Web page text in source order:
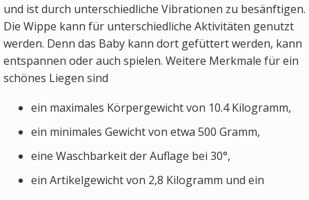
und ist durch unterschiedliche Vibrationen zu besänftigen.
Die Wippe kann für unterschiedliche Aktivitäten genutzt
werden. Denn das Baby kann dort gefüttert werden, kann
entspannen oder auch spielen. Weitere Merkmale für ein
schönes Liegen sind
ein maximales Körpergewicht von 10.4 Kilogramm,
ein minimales Gewicht von etwa 500 Gramm,
eine Waschbarkeit der Auflage bei 30°,
ein Artikelgewicht von 2,8 Kilogramm und ein